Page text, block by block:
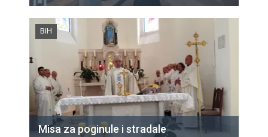
BiH
Misa za poginule i stradale